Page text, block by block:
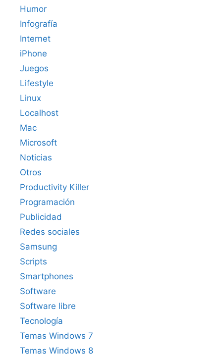
Humor
Infografía
Internet
iPhone
Juegos
Lifestyle
Linux
Localhost
Mac
Microsoft
Noticias
Otros
Productivity Killer
Programación
Publicidad
Redes sociales
Samsung
Scripts
Smartphones
Software
Software libre
Tecnología
Temas Windows 7
Temas Windows 8